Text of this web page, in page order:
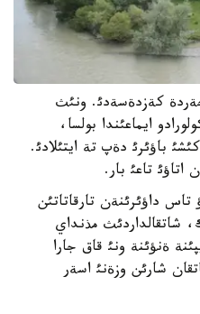
كةزدةسةدئ. ونئث
ايماعئندا بولسا،
باؤئرئ دةپ تة ايتئلادئ.
تاعئ بار.
داؤئرئنةن تارقاتاتئن
شاتقالداردئث مذنداي
ةنؤئنة ونئ قاق جارا
شارئن وزةنئ اسةر